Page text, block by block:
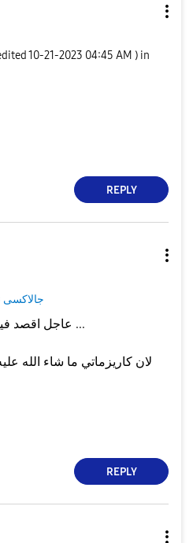
‎10-21-2023 04:45 AM ) in
REPLY
جالاكسى
عاجل اقصد فيها للتحديث الي نزله صهيب ...
لان كاريزماتي ما شاء الله
REPLY